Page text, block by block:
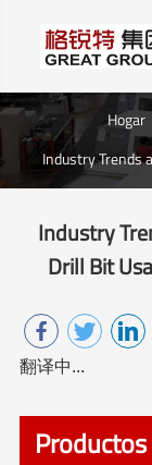
Hogar
Industry Trends
Industry
Drill Bit
翻译中...